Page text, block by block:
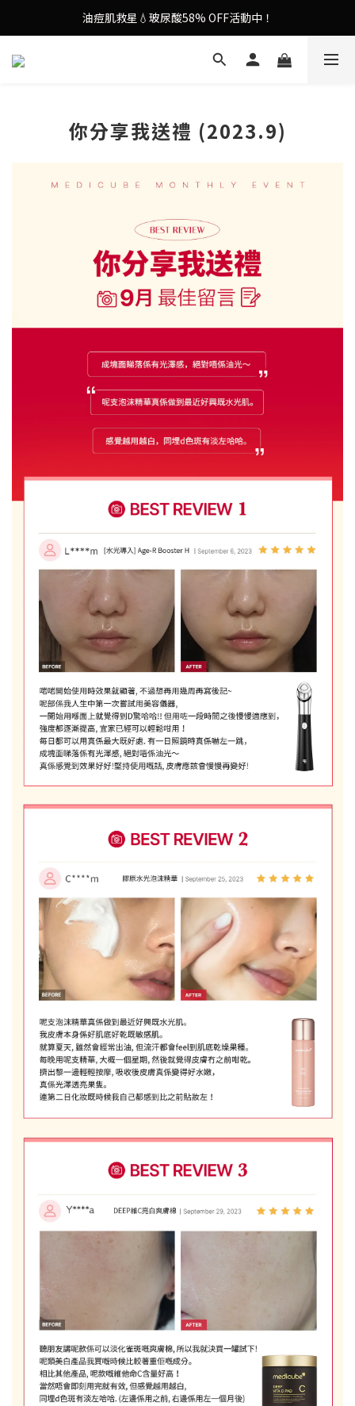
謝安琪愛用美容儀🌸護膚效果UP！
油痘肌救星💧玻尿酸58% OFF活動中！
果凍噴霧！一噴即現美白光透肌✨
你分享我送禮 (2023.9)